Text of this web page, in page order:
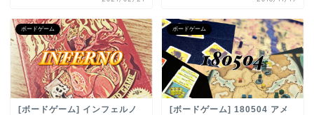
ボードゲーム
[ボードゲーム] インフェルノ
ボードゲーム
[ボードゲーム] 180504 アメ